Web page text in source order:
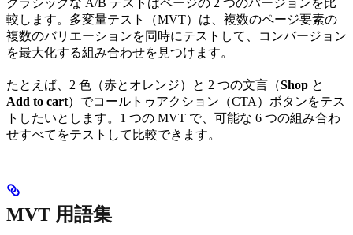
較します。多変量テスト（MVT）は、複数のページ要素の
複数のバリエーションを同時にテストして、コンバージョン
を最大化する組み合わせを見つけます。
たとえば、2 色（赤とオレンジ）と 2 つの文言（Shop と
Add to cart）でコールトゥアクション（CTA）ボタンをテス
トしたいとします。1 つの MVT で、可能な 6 つの組み合わ
せすべてをテストして比較できます。
MVT 用語集